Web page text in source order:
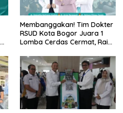
Membanggakan! Tim Dokter
RSUD Kota Bogor Juara 1
Lomba Cerdas Cermat, Raih
Se-Bogor